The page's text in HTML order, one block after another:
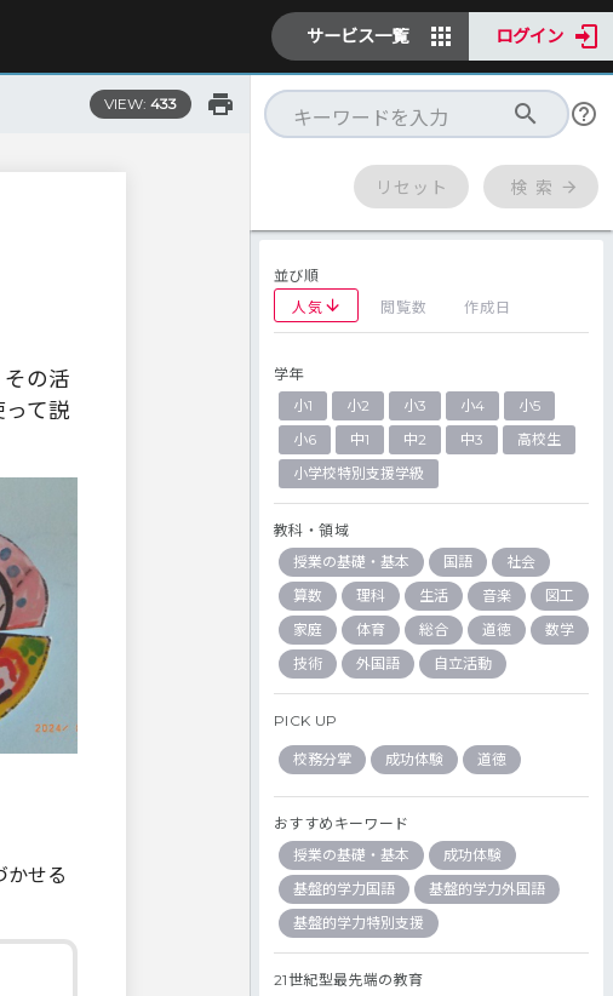
サービス一覧 ログイン
VIEW: 433
の活
て説
かせる
リセット 検 索
並び順
人気
閲覧数 作成日
学年
小1
小2 小3 小4
小5
小6
中1 中2 中3
高校生
小学校特別支援学級
教科・領域
授業の基礎・基本
国語
社会
算数
理科 生活 音楽
図工
家庭
体育 総合 道徳
数学
技術
外国語 自立活動
PICK UP
校務分掌 成功体験 道徳
おすすめキーワード
授業の基礎・基本
成功体験
基盤的学力国語
基盤的学力外国語
基盤的学力特別支援
21世紀型最先端の教育